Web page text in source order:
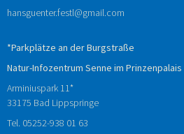
hansguenter.festl@gmail.com
*Parkplätze an der Burgstraße
Natur-Infozentrum Senne im Prinzenpalais
Arminiuspark 11*
33175 Bad Lippspringe
Tel. 05252-938 01 63